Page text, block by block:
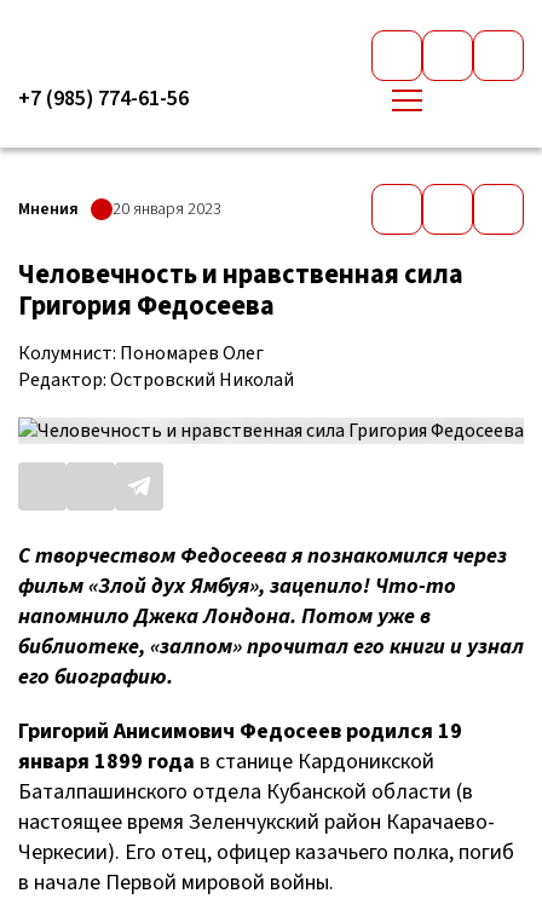
+7 (985) 774-61-56
Мнения 20 января 2023
Человечность и нравственная сила
Григория Федосеева
Колумнист: Пономарев Олег
Редактор: Островский Николай
С творчеством Федосеева я познакомился через
фильм «Злой дух Ямбуя», зацепило! Что-то
напомнило Джека Лондона. Потом уже в
библиотеке, «залпом» прочитал его книги и узнал
его биографию.
Григорий Анисимович Федосеев родился 19
января 1899 года в станице Кардоникской
Баталпашинского отдела Кубанской области (в
настоящее время Зеленчукский район Карачаево-
Черкесии). Его отец, офицер казачьего полка, погиб
в начале Первой мировой войны.